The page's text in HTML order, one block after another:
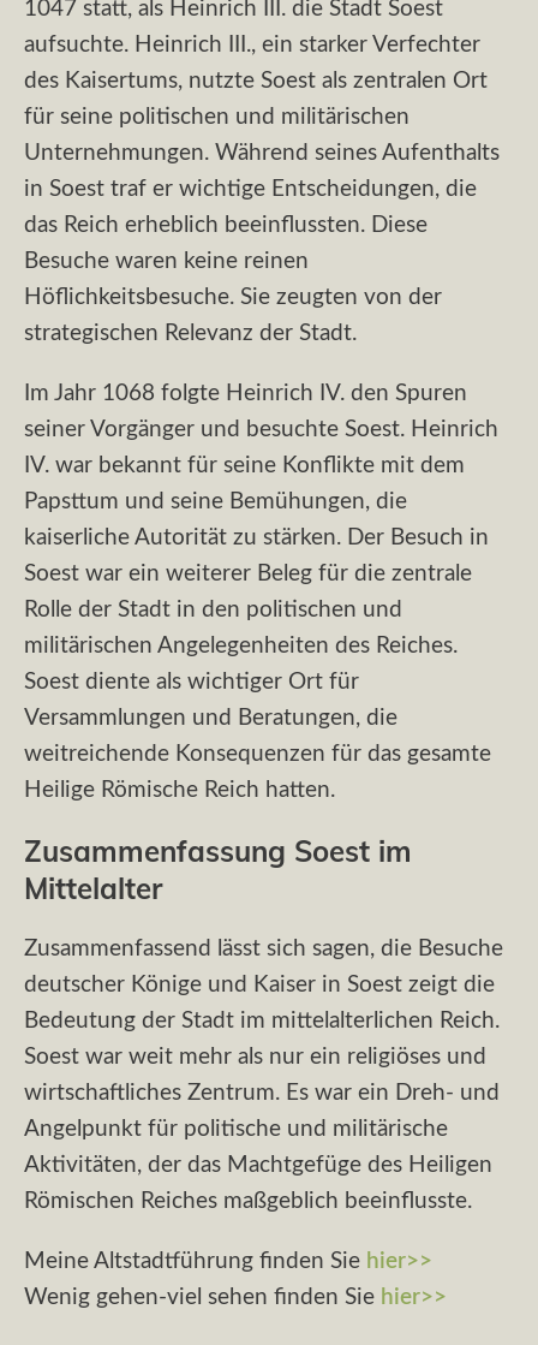
1047 statt, als Heinrich III. die Stadt Soest
aufsuchte. Heinrich III., ein starker Verfechter
des Kaisertums, nutzte Soest als zentralen Ort
für seine politischen und militärischen
Unternehmungen. Während seines Aufenthalts
in Soest traf er wichtige Entscheidungen, die
das Reich erheblich beeinflussten. Diese
Besuche waren keine reinen
Höflichkeitsbesuche. Sie zeugten von der
strategischen Relevanz der Stadt.
Im Jahr 1068 folgte Heinrich IV. den Spuren
seiner Vorgänger und besuchte Soest. Heinrich
IV. war bekannt für seine Konflikte mit dem
Papsttum und seine Bemühungen, die
kaiserliche Autorität zu stärken. Der Besuch in
Soest war ein weiterer Beleg für die zentrale
Rolle der Stadt in den politischen und
militärischen Angelegenheiten des Reiches.
Soest diente als wichtiger Ort für
Versammlungen und Beratungen, die
weitreichende Konsequenzen für das gesamte
Heilige Römische Reich hatten.
Zusammenfassung Soest im
Mittelalter
Zusammenfassend lässt sich sagen, die Besuche
deutscher Könige und Kaiser in Soest zeigt die
Bedeutung der Stadt im mittelalterlichen Reich.
Soest war weit mehr als nur ein religiöses und
wirtschaftliches Zentrum. Es war ein Dreh- und
Angelpunkt für politische und militärische
Aktivitäten, der das Machtgefüge des Heiligen
Römischen Reiches maßgeblich beeinflusste.
Meine Altstadtführung finden Sie hier>>
Wenig gehen-viel sehen finden Sie hier>>